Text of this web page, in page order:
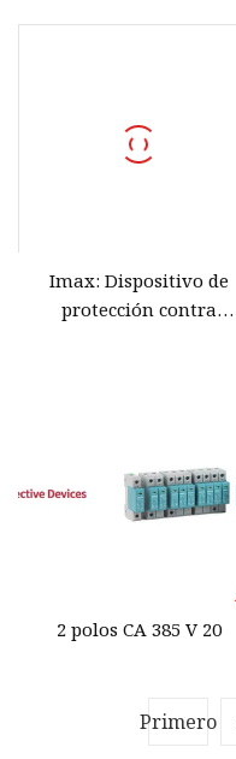
Imax: Dispositivo de
protección contra
2 polos CA 385 V 20
Primero